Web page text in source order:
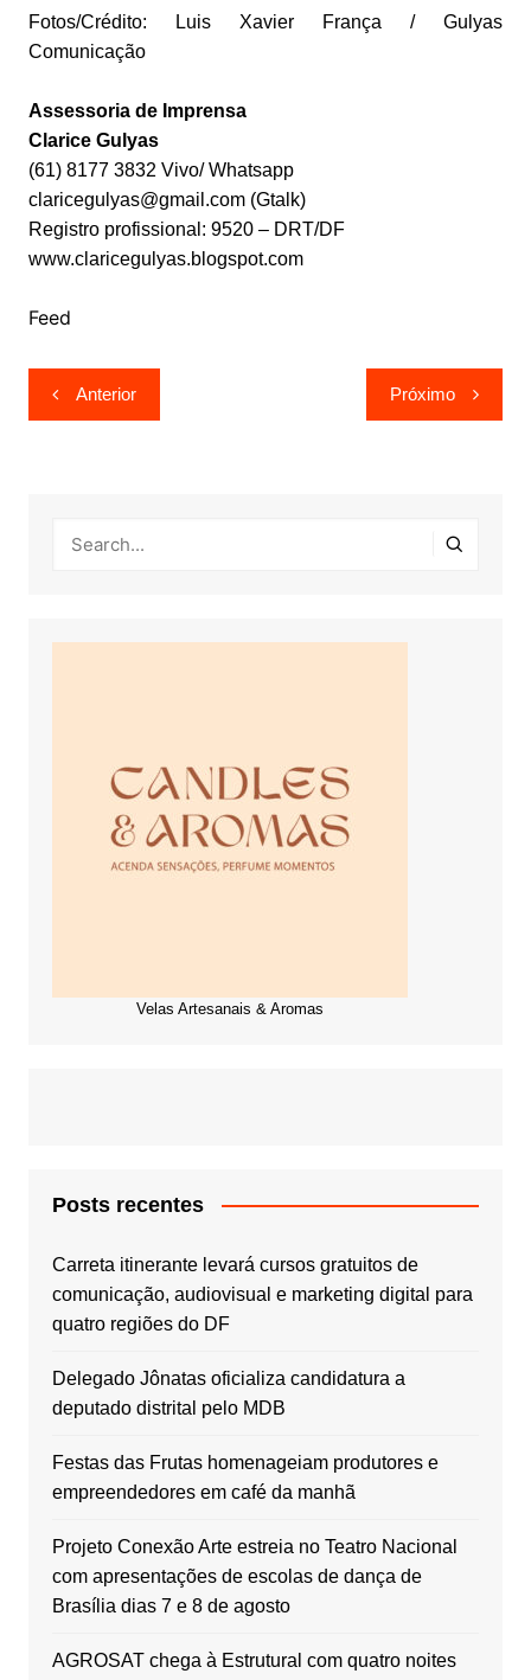
Fotos/Crédito: Luis Xavier França / Gulyas
Comunicação
Assessoria de Imprensa
Clarice Gulyas
(61) 8177 3832 Vivo/ Whatsapp
claricegulyas@gmail.com (Gtalk)
Registro profissional: 9520 – DRT/DF
www.claricegulyas.blogspot.com
Feed
Navegação
de
Anterior Próximo
Velas Artesanais & Aromas
Posts recentes
Carreta itinerante levará cursos gratuitos de
comunicação, audiovisual e marketing digital para
quatro regiões do DF
Delegado Jônatas oficializa candidatura a
deputado distrital pelo MDB
Festas das Frutas homenageiam produtores e
empreendedores em café da manhã
Projeto Conexão Arte estreia no Teatro Nacional
com apresentações de escolas de dança de
Brasília dias 7 e 8 de agosto
AGROSAT chega à Estrutural com quatro noites